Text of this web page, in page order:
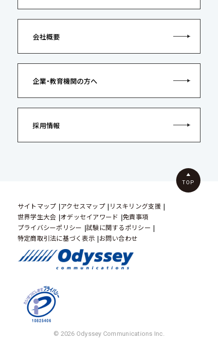
会社概要
企業・教育機関の方へ
採用情報
サイトマップ アクセスマップ
リスキリング支援
世界学生大会 オデッセイアワード 免責事項
プライバシーポリシー 試験に関するポリシー
特定商取引法に基づく表示 お問い合わせ
TOP
© 2026 Odyssey Communications Inc.